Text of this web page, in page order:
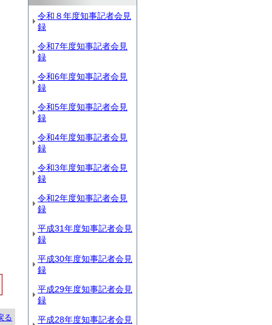
る
令和８年度知事記者会見
録
令和7年度知事記者会見
録
令和6年度知事記者会見
録
令和5年度知事記者会見
録
令和4年度知事記者会見
録
令和3年度知事記者会見
録
令和2年度知事記者会見
録
平成31年度知事記者会見
録
平成30年度知事記者会見
録
平成29年度知事記者会見
録
平成28年度知事記者会見